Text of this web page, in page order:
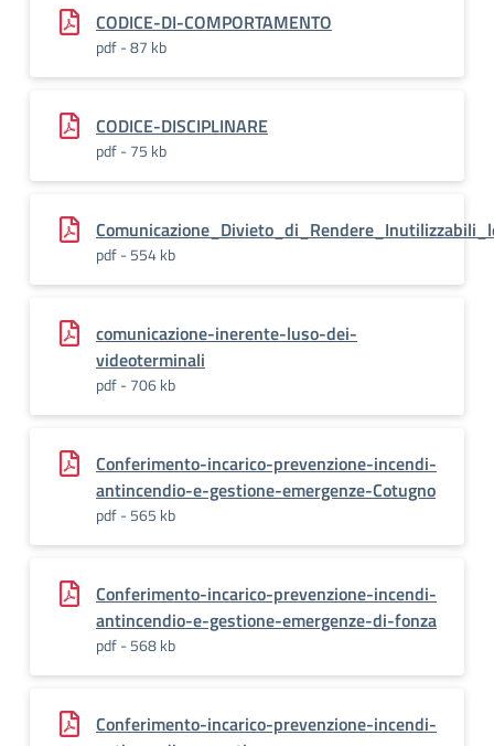
CODICE-DI-COMPORTAMENTO
pdf - 87 kb
CODICE-DISCIPLINARE
pdf - 75 kb
pdf - 554 kb
comunicazione-inerente-luso-dei-
videoterminali
pdf - 706 kb
Conferimento-incarico-prevenzione-incendi-
antincendio-e-gestione-emergenze-Cotugno
pdf - 565 kb
Conferimento-incarico-prevenzione-incendi-
antincendio-e-gestione-emergenze-di-fonza
pdf - 568 kb
Conferimento-incarico-prevenzione-incendi-